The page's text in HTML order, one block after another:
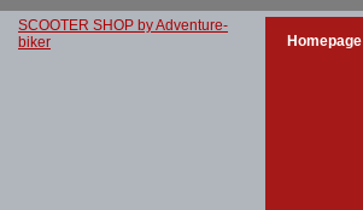
SCOOTER SHOP by Adventure-
biker
Homepage